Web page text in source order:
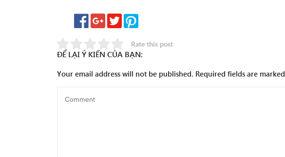
Rate this post
ĐỂ LẠI Ý KIẾN CỦA BẠN:
Your email address will not be published. Required fields are marked